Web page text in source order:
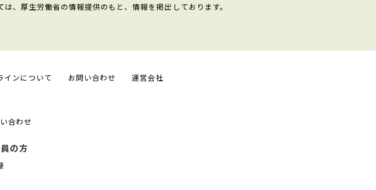
、厚生労働省の情報提供のもと、情報を掲出しております。
インについて お問い合わせ 運営会社
合わせ
の方